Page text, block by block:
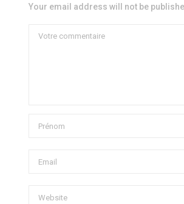
Your email address will not be